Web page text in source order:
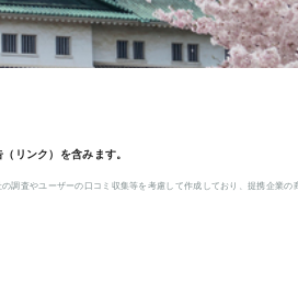
リンク）を含みます。
調査やユーザーの口コミ収集等を考慮して作成しており、提携企業